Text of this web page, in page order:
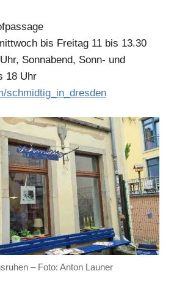
Anzeige
Anzeige
Anzeige
Anzeige
bis Freitag 11 bis 13.30
Sonnabend, Sonn- und
18 Uhr
schmidtig_in_dresden
– Foto: Anton Launer